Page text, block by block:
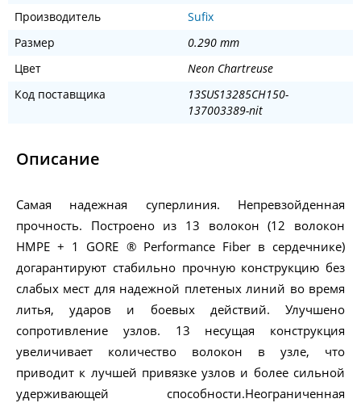
Производитель
Sufix
Размер
0.290 mm
Цвет
Neon Chartreuse
Код поставщика
13SUS13285CH150-
137003389-nit
Описание
Самая надежная суперлиния. Непревзойденная
прочность. Построено из 13 волокон (12 волокон
HMPE + 1 GORE ® Performance Fiber в сердечнике)
догарантируют стабильно прочную конструкцию без
слабых мест для надежной плетеных линий во время
литья, ударов и боевых действий. Улучшено
сопротивление узлов. 13 несущая конструкция
увеличивает количество волокон в узле, что
приводит к лучшей привязке узлов и более сильной
удерживающей способности.Неограниченная